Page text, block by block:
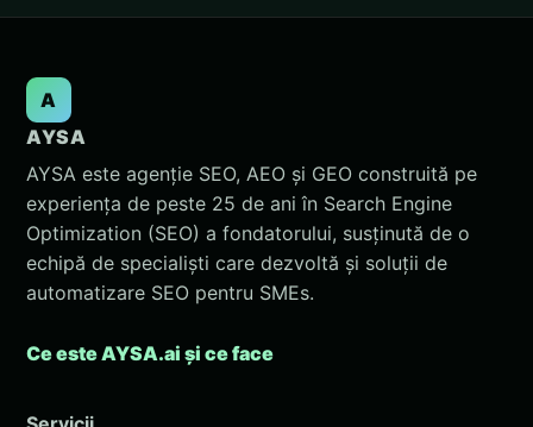
A
AYSA
AYSA este agenție SEO, AEO și GEO construită pe
experiența de peste 25 de ani în Search Engine
Optimization (SEO) a fondatorului, susținută de o
echipă de specialiști care dezvoltă și soluții de
automatizare SEO pentru SMEs.
Ce este AYSA.ai și ce face